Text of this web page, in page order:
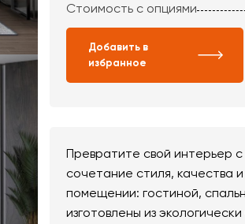
Стоимость с опциями
Добавить в
избранное
Превратите свой интерьер
сочетание стиля, качества
помещении: гостиной,
изготовлены из